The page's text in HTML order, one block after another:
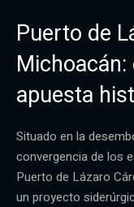
Puerto de
apuesta
Situado en la
convergencia de los
Puerto de Lázaro
un proyecto